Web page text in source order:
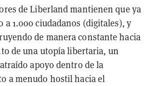
de Liberland mantienen que ya
a 1.000 ciudadanos (digitales), y
de manera constante hacia
de una utopía libertaria, un
apoyo dentro de la
a menudo hostil hacia el